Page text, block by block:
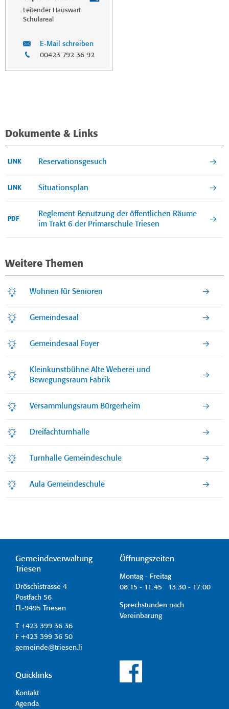
Leitender Hauswart
Schulareal
E-Mail schreiben
00423 792 36 92
Dokumente & Links
LINK Reservationsgesuch
LINK Situationsplan
PDF
Reglement Benutzung der öffentlichen Räume
im Trakt 6 der Primarschule Triesen
Weitere Themen
Wohnen für Senioren
Gemeindesaal
Gemeindesaal Foyer
Kleinkunstbühne Alte Weberei und
Bewegungsraum Fabrik
Versammlungsraum Bürgerheim
Dreifachturnhalle
Turnhalle Gemeindeschule
Aula Gemeindeschule
Gemeindeverwaltung
Triesen
Dröschistrasse 4
Postfach 56
FL-9495 Triesen
T +423 399 36 36
F +423 399 36 50
gemeinde@triesen.li
Öffnungszeiten
Montag - Freitag
08:15 - 11:45 13:30 - 17:00
Sprechstunden nach
Vereinbarung
Quicklinks
Kontakt
Agenda